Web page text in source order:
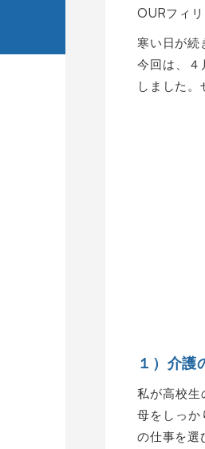
OURフィリ
寒い日が続
今回は、４
しました。
１）介護
私が高校生
母をしっか
の仕事を選